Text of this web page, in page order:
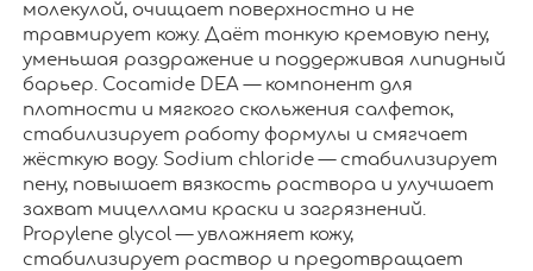
молекулой, очищает поверхностно и не
травмирует кожу. Даёт тонкую кремовую пену,
уменьшая раздражение и поддерживая липидный
барьер. Cocamide DEA — компонент для
плотности и мягкого скольжения салфеток,
стабилизирует работу формулы и смягчает
жёсткую воду. Sodium chloride — стабилизирует
пену, повышает вязкость раствора и улучшает
захват мицеллами краски и загрязнений.
Propylene glycol — увлажняет кожу,
стабилизирует раствор и предотвращает